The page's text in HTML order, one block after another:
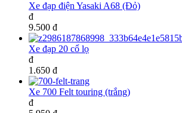
Xe đạp điện Yasaki A68 (Đỏ)
đ
9.500 đ
Xe đạp 20 cổ lọ
đ
1.650 đ
Xe 700 Felt touring (trắng)
đ